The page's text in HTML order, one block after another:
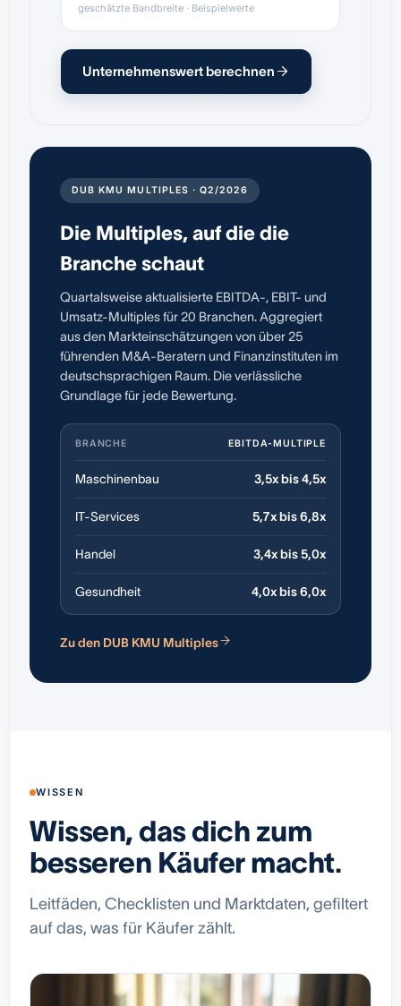
geschätzte Bandbreite · Beispielwerte
Unternehmenswert berechnen
DUB KMU MULTIPLES · Q2/2026
Die Multiples, auf die die
Branche schaut
Quartalsweise aktualisierte EBITDA-, EBIT- und
Umsatz-Multiples für 20 Branchen. Aggregiert
aus den Markteinschätzungen von über 25
führenden M&A-Beratern und Finanzinstituten im
deutschsprachigen Raum. Die verlässliche
Grundlage für jede Bewertung.
BRANCHE EBITDA-MULTIPLE
Maschinenbau 3,5x bis 4,5x
IT-Services 5,7x bis 6,8x
Handel 3,4x bis 5,0x
Gesundheit 4,0x bis 6,0x
Zu den DUB KMU Multiples
WISSEN
Wissen, das dich zum
besseren Käufer macht.
Leitfäden, Checklisten und Marktdaten, gefiltert
auf das, was für Käufer zählt.